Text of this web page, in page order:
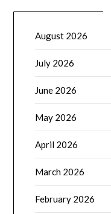
August 2026
July 2026
June 2026
May 2026
April 2026
March 2026
February 2026